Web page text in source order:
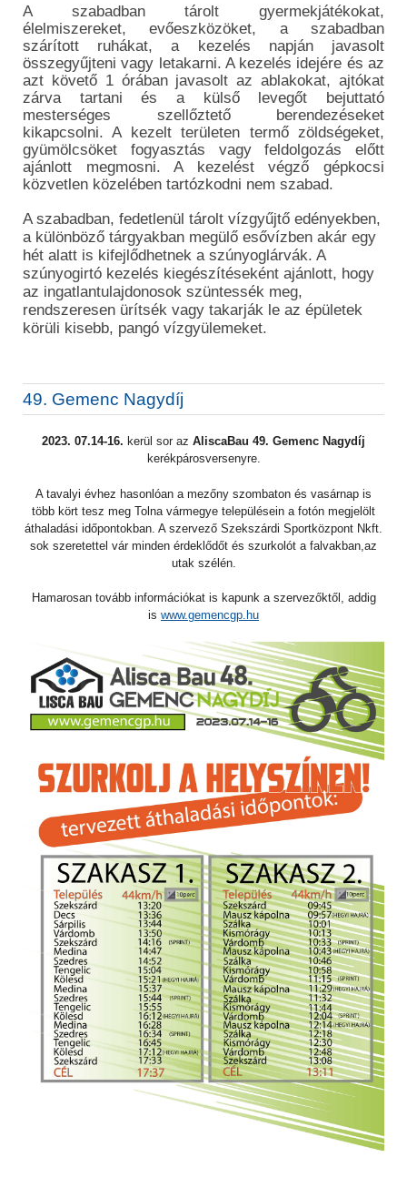
A szabadban tárolt gyermekjátékokat,
élelmiszereket, evőeszközöket, a szabadban
szárított ruhákat, a kezelés napján javasolt
összegyűjteni vagy letakarni. A kezelés idejére és az
azt követő 1 órában javasolt az ablakokat, ajtókat
zárva tartani és a külső levegőt bejuttató
mesterséges szellőztető berendezéseket
kikapcsolni. A kezelt területen termő zöldségeket,
gyümölcsöket fogyasztás vagy feldolgozás előtt
ajánlott megmosni. A kezelést végző gépkocsi
közvetlen közelében tartózkodni nem szabad.
A szabadban, fedetlenül tárolt vízgyűjtő edényekben,
a különböző tárgyakban megülő esővízben akár egy
hét alatt is kifejlődhetnek a szúnyoglárvák. A
szúnyogirtó kezelés kiegészítéseként ajánlott, hogy
az ingatlantulajdonosok szüntessék meg,
rendszeresen ürítsék vagy takarják le az épületek
körüli kisebb, pangó vízgyülemeket.
49. Gemenc Nagydíj
2023. 07.14-16. kerül sor az AliscaBau 49. Gemenc Nagydíj
kerékpárosversenyre.
A tavalyi évhez hasonlóan a mezőny szombaton és vasárnap is
több kört tesz meg Tolna vármegye településein a fotón megjelölt
áthaladási időpontokban. A szervező Szekszárdi Sportközpont Nkft.
sok szeretettel vár minden érdeklődőt és szurkolót a falvakban,az
utak szélén.
Hamarosan tovább információkat is kapunk a szervezőktől, addig
is www.gemencgp.hu